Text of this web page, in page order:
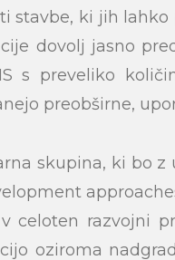
Search
stavbe, ki jih
dovolj jasno
s preveliko
preobširne,
skupina, ki bo
celoten razvojni
oziroma